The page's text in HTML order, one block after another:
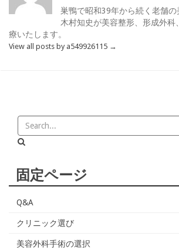
巣鴨で昭和39年から続く老舗
木村知史が美容整形、形成外科
療いたします。
View all posts by a549926115 →
固定ページ
Q&A
クリニック選び
美容外科手術の選択